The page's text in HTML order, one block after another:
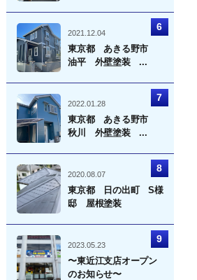
2021.12.04
東京都 あきる野市
油平 外壁塗装 ...
2022.01.28
東京都 あきる野市
秋川 外壁塗装 ...
2020.08.07
東京都 日の出町 S様
邸 屋根塗装
2023.05.23
〜東近江支店オープン
のお知らせ〜